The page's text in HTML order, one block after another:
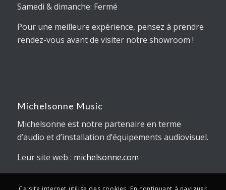
Samedi & dimanche: Fermé
Pour une meilleure expérience, pensez à prendre
rendez-vous avant de visiter notre showroom !
Michelsonne Music
Michelsonne est notre partenaire en terme
d’audio et d’installation d’équipements audiovisuel.
Leur site web : michelsonne.com